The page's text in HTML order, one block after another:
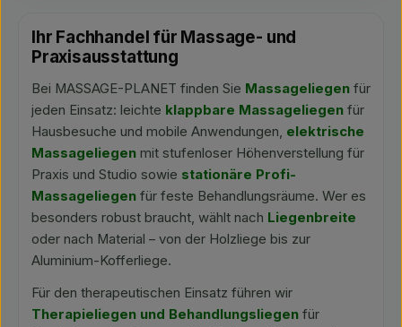
Ihr Fachhandel für Massage- und
Praxisausstattung
Bei MASSAGE-PLANET finden Sie Massageliegen für
jeden Einsatz: leichte klappbare Massageliegen für
Hausbesuche und mobile Anwendungen, elektrische
Massageliegen mit stufenloser Höhenverstellung für
Praxis und Studio sowie stationäre Profi-
Massageliegen für feste Behandlungsräume. Wer es
besonders robust braucht, wählt nach Liegenbreite
oder nach Material – von der Holzliege bis zur
Aluminium-Kofferliege.
Für den therapeutischen Einsatz führen wir
Therapieliegen und Behandlungsliegen für